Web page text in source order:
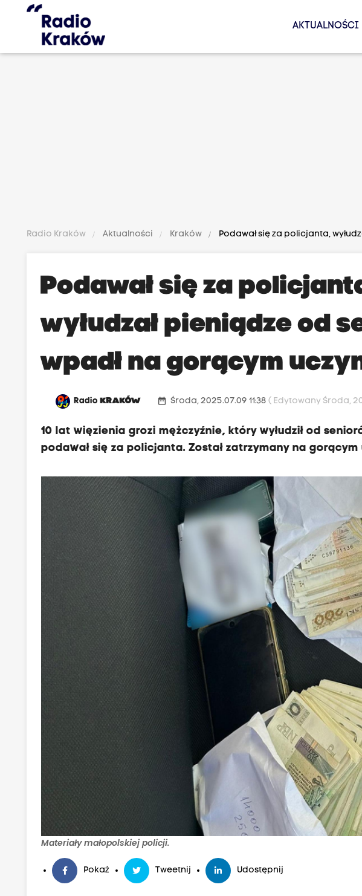
AKTUALNOŚCI
Radio Kraków Aktualności Kraków Podawał się za policjanta,
Podawał się za
wyłudzał pieniądze od
wpadł na gorącym
RadioKRAKÓW date_range Środa, 2025.07.09 11:38( Edytowany Środa,
10 lat więzienia grozi mężczyźnie, który wyłudził od
podawał się za policjanta. Został zatrzymany na
Materiały małopolskiej policji.
Pokaż Tweetnij Udostępnij